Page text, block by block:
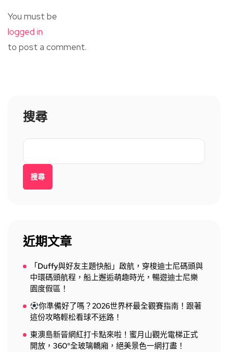
You must be
logged in
to post a comment.
搜尋
搜尋
近期文章
「Duffy與好友主題快船」啟航，穿梭迪士尼碼頭與
中環碼頭航程，船上邂逅萌趣時光，暢遊迪士尼樂
園度假區！
你準備好了嗎？2026世界杯最全觀賽指南！跟著
這份攻略輕松看球不迷路！
東澳島新晉網紅打卡點來啦！蜜月山觀光電梯正式
開放，360°全玻璃轎廂，絕美景色一網打盡！